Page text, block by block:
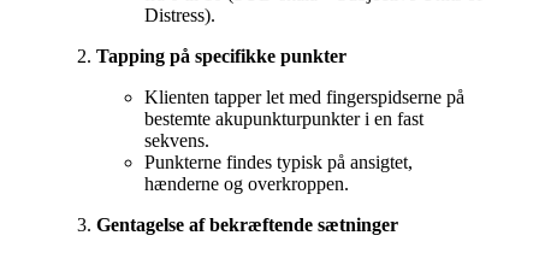
Distress).
Tapping på specifikke punkter
Klienten tapper let med fingerspidserne på
bestemte akupunkturpunkter i en fast
sekvens.
Punkterne findes typisk på ansigtet,
hænderne og overkroppen.
Gentagelse af bekræftende sætninger